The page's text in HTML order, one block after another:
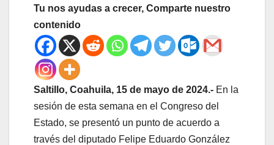
Tu nos ayudas a crecer, Comparte nuestro
contenido
Saltillo, Coahuila, 15 de mayo de 2024.- En la
sesión de esta semana en el Congreso del
Estado, se presentó un punto de acuerdo a
través del diputado Felipe Eduardo González